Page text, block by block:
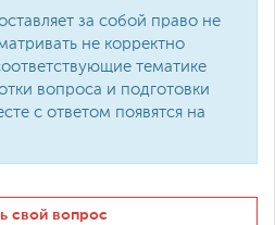
за собой право не
не корректно
тематике
вопроса и подготовки
с ответом появятся на
свой вопрос